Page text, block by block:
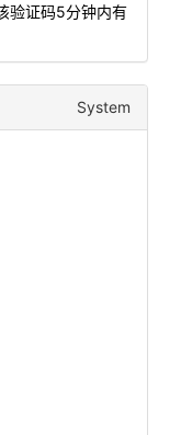
验证码5分钟内有
System